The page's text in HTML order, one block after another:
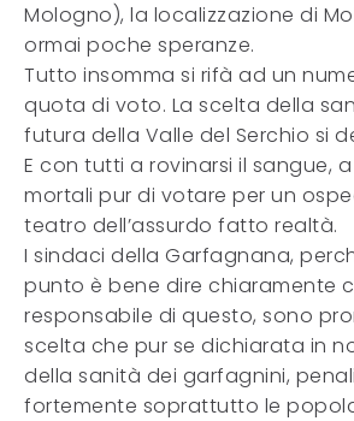
Mologno), la localizzazione di
ormai poche speranze.
Tutto insomma si rifà ad un
quota di voto. La scelta della
futura della Valle del Serchio si
E con tutti a rovinarsi il sangue,
mortali pur di votare per un
teatro dell’assurdo fatto realtà.
I sindaci della Garfagnana,
punto è bene dire chiaramente
responsabile di questo, sono
scelta che pur se dichiarata in
della sanità dei garfagnini,
fortemente soprattutto le